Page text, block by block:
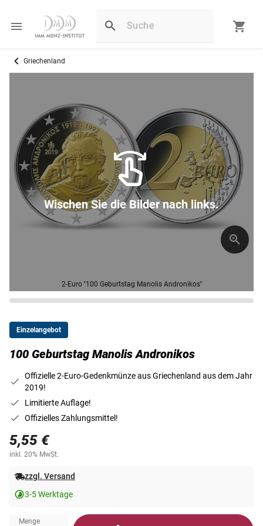
Griechenland
2-Euro ''100 Geburtstag Manolis Andronikos''
Wischen Sie die Bilder nach links.
Einzelangebot
100 Geburtstag Manolis Andronikos
Offizielle 2-Euro-Gedenkmünze aus Griechenland aus dem Jahr
2019!
Limitierte Auflage!
Offizielles Zahlungsmittel!
5,55 €
inkl. 20% MwSt.
zzgl. Versand
3-5 Werktage
Menge